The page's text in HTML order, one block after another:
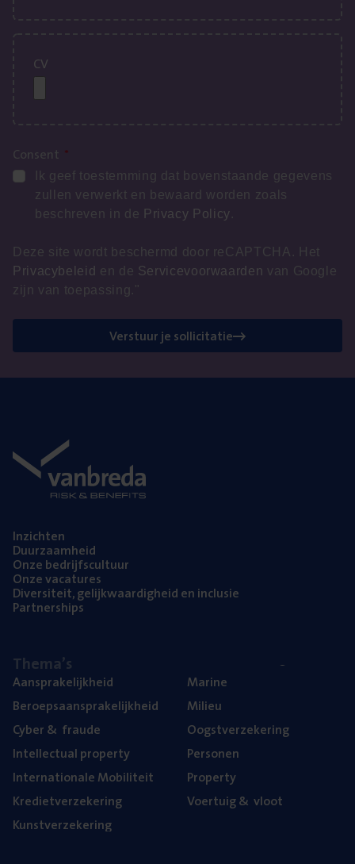
CV
Consent *
Ik geef toestemming dat bovenstaande gegevens
zullen verwerkt en bewaard worden zoals
beschreven in de Privacy Policy.
Deze site wordt beschermd door reCAPTCHA. Het
Privacybeleid en de Servicevoorwaarden van Google
zijn van toepassing."
Verstuur je sollicitatie
Inzich­ten
Duur­zaam­heid
Onze bedrijfs­cul­tuur
Onze vaca­tu­res
Diver­si­teit, gelijk­waar­dig­heid en inclusie
Part­ner­ships
The­ma’s
Aan­spra­ke­lijk­heid
Beroeps­aan­spra­ke­lijk­heid
Cyber& fraude
Intel­lec­tu­al property
Inter­na­ti­o­na­le Mobiliteit
Kre­diet­ver­ze­ke­ring
Kunst­ver­ze­ke­ring
Mari­ne
Mili­eu
Oogst­ver­ze­ke­ring
Per­so­nen
Pro­per­ty
Voer­tuig& vloot